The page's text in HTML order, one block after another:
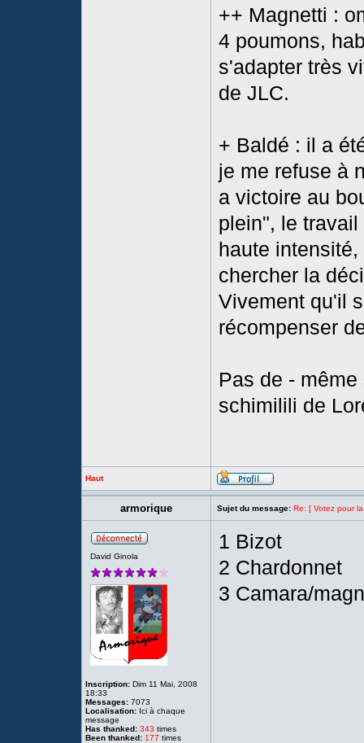
++ Magnetti :
4 poumons,
s'adapter très
de JLC.
+ Baldé : il a
je me refuse à
a victoire au
plein", le
haute
chercher la
Vivement qu'il
récompenser
Pas de -
schimilili de
Haut
armorique Sujet du message: Re: [ Votez pour
David Ginola
Inscription: Dim 11 Mai, 2008
18:33
Messages: 7073
Localisation: Ici à chaque
message
Has thanked: 343 times
Been thanked: 177 times
1 Bizot
2 Chardonnet
3 Camara/